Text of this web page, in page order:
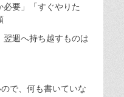
要」「すぐやりた
週へ持ち越すものは
で、何も書いていな